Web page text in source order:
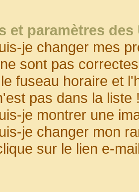
et paramètres
je changer mes
sont pas
fuseau horaire et
pas dans la liste
je montrer une
je changer mon
sur le lien e-